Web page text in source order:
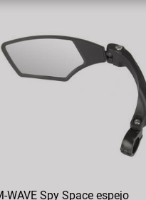
WAVE Spy Space espejo